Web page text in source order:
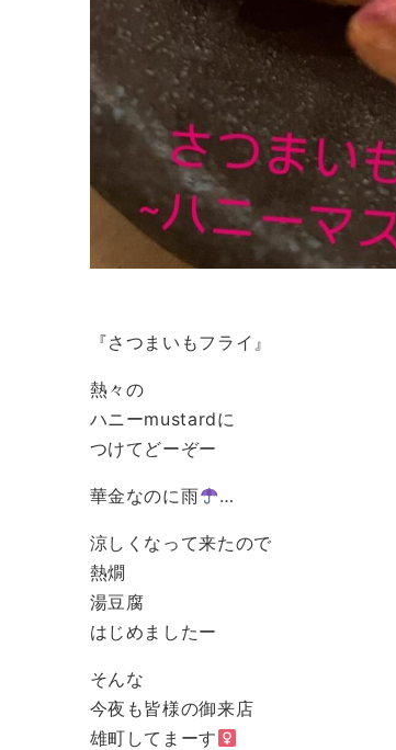
『さつまいもフライ』
熱々の
ハニーmustardに
つけてどーぞー
華金なのに雨 …
涼しくなって来たので
熱燗
湯豆腐
はじめましたー
そんな
今夜も皆様の御来店
雄町してまーす‍